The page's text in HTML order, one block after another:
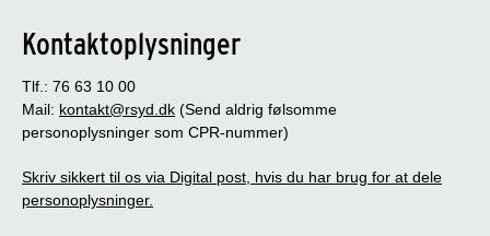
Kontaktoplysninger
Tlf.: 76 63 10 00
Mail: kontakt@rsyd.dk (Send aldrig følsomme
personoplysninger som CPR-nummer)
Skriv sikkert til os via Digital post, hvis du har brug for at dele
personoplysninger.